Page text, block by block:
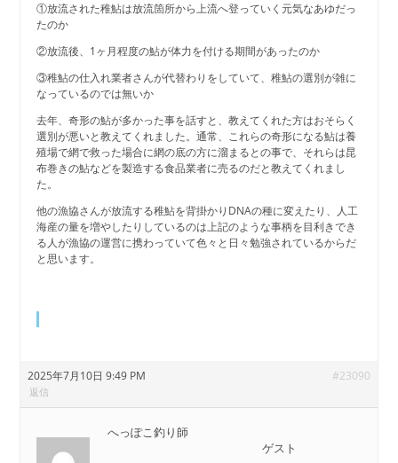
①放流された稚鮎は放流箇所から上流へ登っていく元気なあゆだっ
たのか
②放流後、1ヶ月程度の鮎が体力を付ける期間があったのか
③稚鮎の仕入れ業者さんが代替わりをしていて、稚鮎の選別が雑に
なっているのでは無いか
去年、奇形の鮎が多かった事を話すと、教えてくれた方はおそらく
選別が悪いと教えてくれました。通常、これらの奇形になる鮎は養
殖場で網で救った場合に網の底の方に溜まるとの事で、それらは昆
布巻きの鮎などを製造する食品業者に売るのだと教えてくれまし
た。
他の漁協さんが放流する稚鮎を背掛かりDNAの種に変えたり、人工
海産の量を増やしたりしているのは上記のような事柄を目利きでき
る人が漁協の運営に携わっていて色々と日々勉強されているからだ
と思います。
2025年7月10日 9:49 PM #23090
返信
へっぽこ釣り師
ゲスト